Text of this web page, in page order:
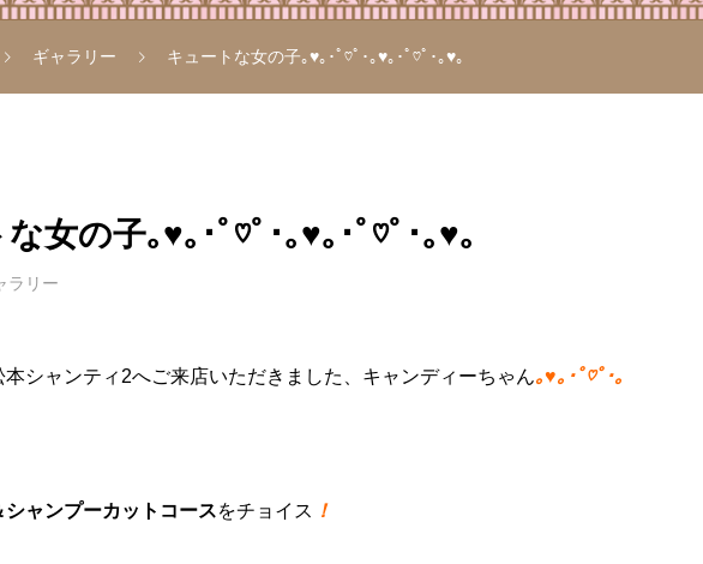
ギャラリー キュートな女の子｡♥｡･ﾟ♡ﾟ･｡♥｡･ﾟ♡ﾟ･｡♥｡
女の子｡♥｡･ﾟ♡ﾟ･｡♥｡･ﾟ♡ﾟ･｡♥｡
ラリー
本シャンティ2へご来店いただきました、キャンディーちゃん｡♥｡･ﾟ♡ﾟ･｡
シャンプーカットコースをチョイス ！